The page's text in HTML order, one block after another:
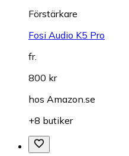
Förstärkare
Fosi Audio K5 Pro
fr.
800 kr
hos Amazon.se
+8 butiker